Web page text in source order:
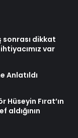
sonrası dikkat
var
Anlatıldı
Hüseyin Fırat’ın
aldığının